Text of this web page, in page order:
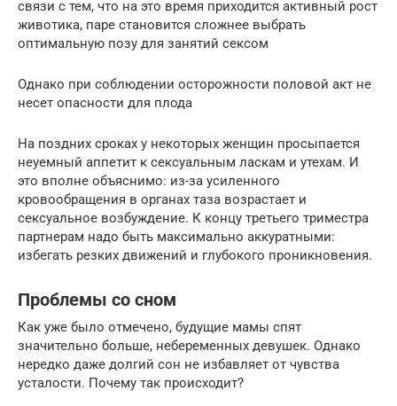
связи с тем, что на это время приходится активный рост
животика, паре становится сложнее выбрать
оптимальную позу для занятий сексом
Однако при соблюдении осторожности половой акт не
несет опасности для плода
На поздних сроках у некоторых женщин просыпается
неуемный аппетит к сексуальным ласкам и утехам. И
это вполне объяснимо: из-за усиленного
кровообращения в органах таза возрастает и
сексуальное возбуждение. К концу третьего триместра
партнерам надо быть максимально аккуратными:
избегать резких движений и глубокого проникновения.
Проблемы со сном
Как уже было отмечено, будущие мамы спят
значительно больше, небеременных девушек. Однако
нередко даже долгий сон не избавляет от чувства
усталости. Почему так происходит?